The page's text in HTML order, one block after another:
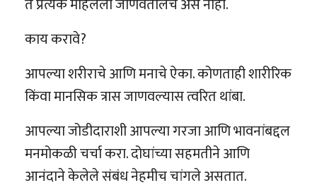
ते प्रत्येक महिलेला जाणवतीलच असे नाही.
काय करावे?
आपल्या शरीराचे आणि मनाचे ऐका. कोणताही शारीरिक
किंवा मानसिक त्रास जाणवल्यास त्वरित थांबा.
आपल्या जोडीदाराशी आपल्या गरजा आणि भावनांबद्दल
मनमोकळी चर्चा करा. दोघांच्या सहमतीने आणि
आनंदाने केलेले संबंध नेहमीच चांगले असतात.